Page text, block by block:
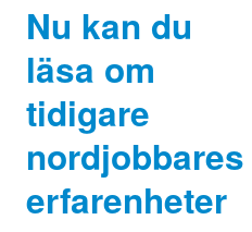
Nu kan du
läsa om
tidigare
nordjobbares
erfarenheter